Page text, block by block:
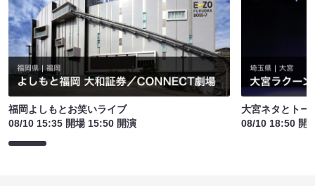
福岡よしもとお笑いライブ
08/10 15:35 開場 15:50 開演
大宮ネタとトー
08/10 18:50 開